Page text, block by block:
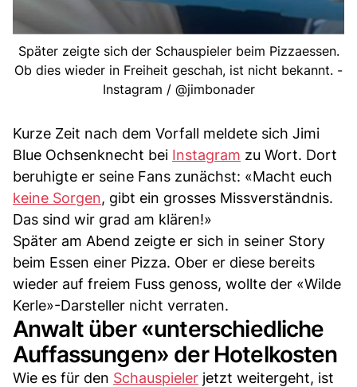
Später zeigte sich der Schauspieler beim Pizzaessen.
Ob dies wieder in Freiheit geschah, ist nicht bekannt. -
Instagram / @jimbonader
Kurze Zeit nach dem Vorfall meldete sich Jimi
Blue Ochsenknecht bei Instagram zu Wort. Dort
beruhigte er seine Fans zunächst: «Macht euch
keine Sorgen, gibt ein grosses Missverständnis.
Das sind wir grad am klären!»
Später am Abend zeigte er sich in seiner Story
beim Essen einer Pizza. Ober er diese bereits
wieder auf freiem Fuss genoss, wollte der «Wilde
Kerle»-Darsteller nicht verraten.
Anwalt über «unterschiedliche
Auffassungen» der Hotelkosten
Wie es für den Schauspieler jetzt weitergeht, ist